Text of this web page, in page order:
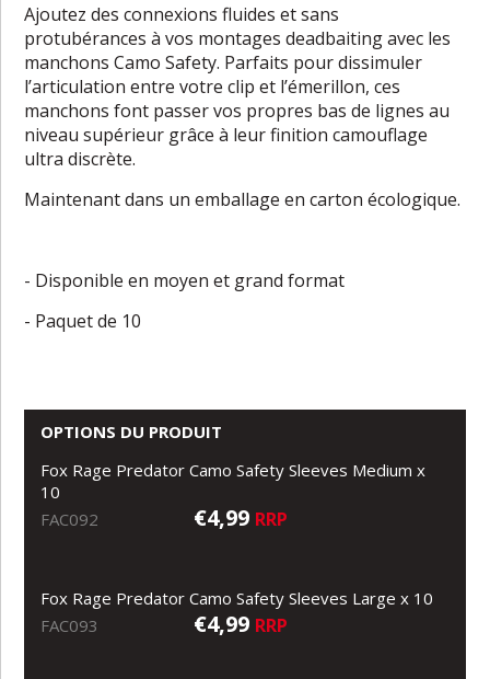
Ajoutez des connexions fluides et sans
protubérances à vos montages deadbaiting avec les
manchons Camo Safety. Parfaits pour dissimuler
l’articulation entre votre clip et l’émerillon, ces
manchons font passer vos propres bas de lignes au
niveau supérieur grâce à leur finition camouflage
ultra discrète.
Maintenant dans un emballage en carton écologique.
- Disponible en moyen et grand format
- Paquet de 10
OPTIONS DU PRODUIT
Fox Rage Predator Camo Safety Sleeves Medium x
10
FAC092
€4,99 RRP
Fox Rage Predator Camo Safety Sleeves Large x 10
FAC093
€4,99 RRP